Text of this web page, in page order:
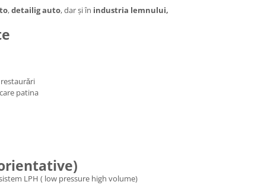
,detailig auto, dar și în industria lemnului,
patina
LPH ( low pressure high volume)